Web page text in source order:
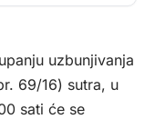
uzbunjivanja
69/16) sutra, u
sati će se